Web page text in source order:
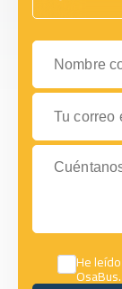
Nombre
Tu correo
Cuéntanos
He
OsaBus.